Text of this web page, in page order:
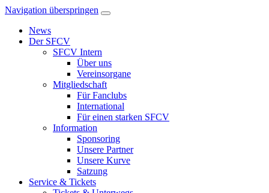
Navigation überspringen
News
Der SFCV
SFCV Intern
Über uns
Vereinsorgane
Mitgliedschaft
Für Fanclubs
International
Für einen starken SFCV
Information
Sponsoring
Unsere Partner
Unsere Kurve
Satzung
Service & Tickets